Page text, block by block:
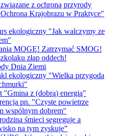
z ochroną przyrody
Krajobrazu w Praktyce"
ekologiczny "Jak walczymy ze
MOGĘ! Zatrzymać SMOG!
złap oddech!
Dnia Ziemi
ekologiczny "Wielka przygoda
"Gmina z (dobrą) energią"
pn. "Czyste powietrze
wspólnym dobrem"
rodzina śmieci segreguje a
na tym zyskuje”